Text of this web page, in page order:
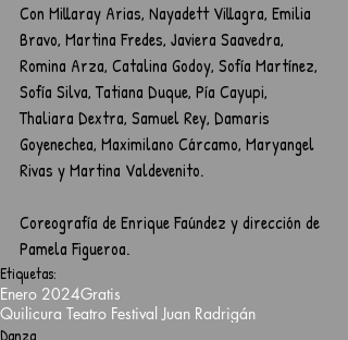
Con Millaray Arias, Nayadett Villagra, Emilia
Bravo, Martina Fredes, Javiera Saavedra,
Romina Arza, Catalina Godoy, Sofía Martínez,
Sofía Silva, Tatiana Duque, Pía Cayupi,
Thaliara Dextra, Samuel Rey, Damaris
Goyenechea, Maximilano Cárcamo, Maryangel
Rivas y Martina Valdevenito.
Coreografía de Enrique Faúndez y dirección de
Pamela Figueroa.
Etiquetas:
Enero 2024Gratis
Quilicura Teatro Festival Juan Radrigán
Danza